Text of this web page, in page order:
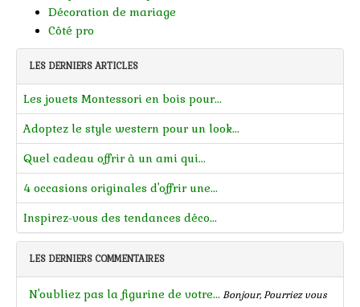
Décoration de mariage
Côté pro
LES DERNIERS ARTICLES
Les jouets Montessori en bois pour...
Adoptez le style western pour un look...
Quel cadeau offrir à un ami qui...
4 occasions originales d'offrir une...
Inspirez-vous des tendances déco...
LES DERNIERS COMMENTAIRES
N'oubliez pas la figurine de votre... Bonjour, Pourriez vous